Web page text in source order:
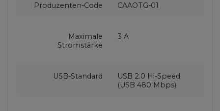
Produzenten-Code CAAOTG-01
Maximale
Stromstärke
3 A
USB-Standard
USB 2.0 Hi-Speed
(USB 480 Mbps)